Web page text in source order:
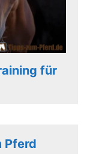
für
Pferd